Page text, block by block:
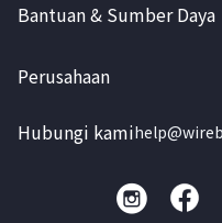
Bantuan & Sumber Daya
Perusahaan
Hubungi kami